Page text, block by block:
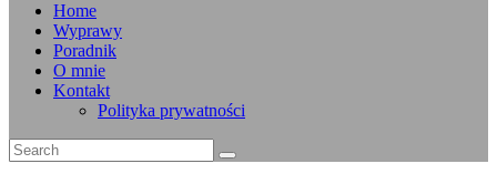
Home
Wyprawy
Poradnik
O mnie
Kontakt
Polityka prywatności